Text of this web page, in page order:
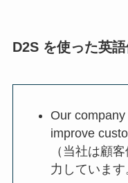
D2S を使った英
Our
improve
（当社は顧
力しています